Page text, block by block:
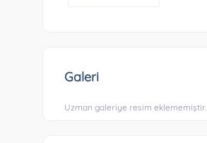
Galeri
Uzman galeriye resim eklememiştir.